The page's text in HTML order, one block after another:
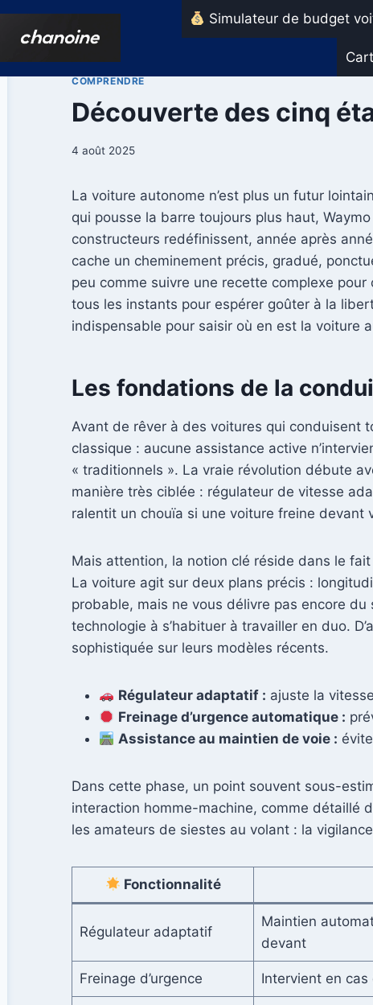
Aller
Simulateur de budget
COMPRENDRE
Découverte des cinq
4 août 2025
La voiture autonome n’est plus un futur
qui pousse la barre toujours plus haut,
constructeurs redéfinissent, année après
cache un cheminement précis, gradué,
peu comme suivre une recette complexe
tous les instants pour espérer goûter à la
indispensable pour saisir où en est la voiture
Les fondations de la
Avant de rêver à des voitures qui conduisent
classique : aucune assistance active
« traditionnels ». La vraie révolution débute
manière très ciblée : régulateur de vitesse
ralentit un chouïa si une voiture freine devant
Mais attention, la notion clé réside dans le
La voiture agit sur deux plans précis :
probable, mais ne vous délivre pas encore
technologie à s’habituer à travailler en duo.
sophistiquée sur leurs modèles récents.
Régulateur adaptatif : ajuste la
Freinage d’urgence automatique :
Assistance au maintien de voie :
Dans cette phase, un point souvent sous-
interaction homme-machine, comme détaillé
les amateurs de siestes au volant : la
Fonctionnalité
Régulateur adaptatif
Maintien
devant
Freinage d’urgence Intervient en